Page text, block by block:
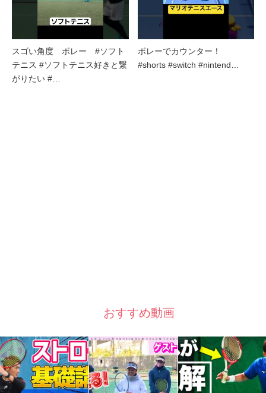
スゴい角度 ボレー #ソフト
テニス #ソフトテニス好きと繋
がりたい #…
ボレーでカウンター！
#shorts #switch #nintend…
おすすめ動画